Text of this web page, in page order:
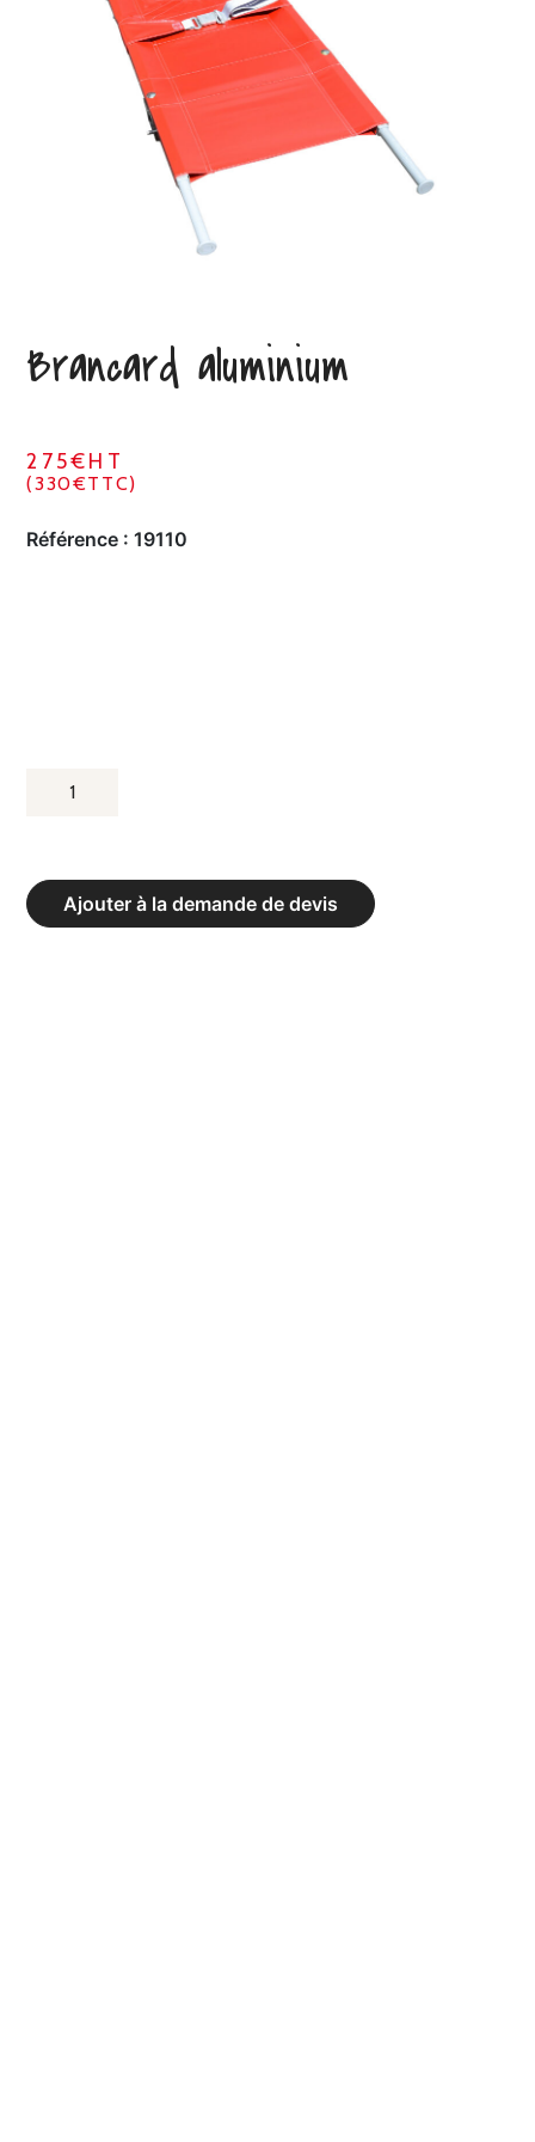
Brancard aluminium
275€HT
(330€TTC)
Référence :19110
Ajouter à la demande de devis
QUANTITÉ
ALUMINIUM